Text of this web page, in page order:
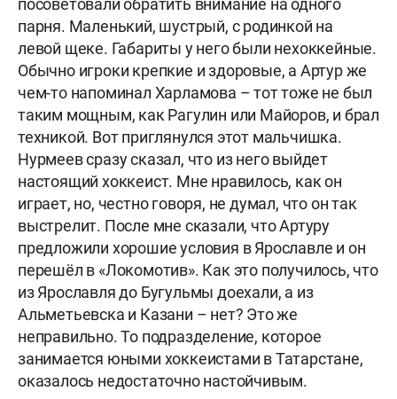
посоветовали обратить внимание на одного
парня. Маленький, шустрый, с родинкой на
левой щеке. Габариты у него были нехоккейные.
Обычно игроки крепкие и здоровые, а Артур же
чем-то напоминал Харламова – тот тоже не был
таким мощным, как Рагулин или Майоров, и брал
техникой. Вот приглянулся этот мальчишка.
Нурмеев сразу сказал, что из него выйдет
настоящий хоккеист. Мне нравилось, как он
играет, но, честно говоря, не думал, что он так
выстрелит. После мне сказали, что Артуру
предложили хорошие условия в Ярославле и он
перешёл в «Локомотив». Как это получилось, что
из Ярославля до Бугульмы доехали, а из
Альметьевска и Казани – нет? Это же
неправильно. То подразделение, которое
занимается юными хоккеистами в Татарстане,
оказалось недостаточно настойчивым.